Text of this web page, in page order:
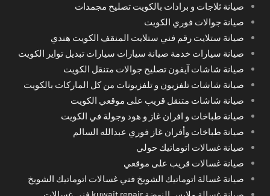
صيانة ثلاجات و برادات بالكويت تصليح مجمدات
صيانة جوالات فوري الكويت
صيانة ستلايت رقم فني ستلايت المنقف الكويت هندي
صيانة سيارات خدمة صيانة سيارات سيارات تبديل تواير الكويت
صيانة شاشات آيفون تصليح جوالات متنقل الكويت
صيانة شاشات تلفزيون و تلفزيونات من كل الماركات بالكويت
صيانة شاشات متنقل قريب على موقعي الكويت
صيانة طباخات و افران غاز و هود وجولة في الكويت
صيانة طباخات وأفران غاز فوري عبدالله السالم
صيانة غسالات اتوماتيك حولي
صيانة غسالات قريب على موقعي
صيانة غسالة اتوماتيك الشويخ فني غسالات اتوماتيك الشويخ